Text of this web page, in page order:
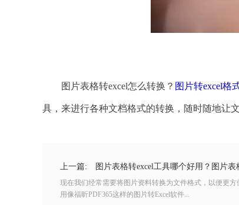
图片表格转excel怎么转换？ 图片转excel格
具，来进行各种文档格式的转换，随时随地让
上一篇: 图片表格转excel工具哪个好用？图片表
现在我们经常需要将图片资料转换为文件格式，以便更
用像福昕PDF365这样的图片转Excel软件...